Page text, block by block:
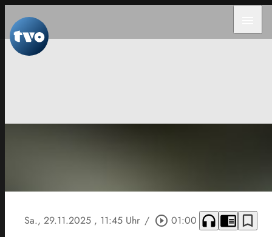
Sa., 29.11.2025 , 11:45 Uhr / play_circle_outline 01:00 headphones chrome_reader_mode bookmark_border